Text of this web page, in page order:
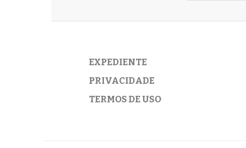
EXPEDIENTE
PRIVACIDADE
TERMOS DE USO